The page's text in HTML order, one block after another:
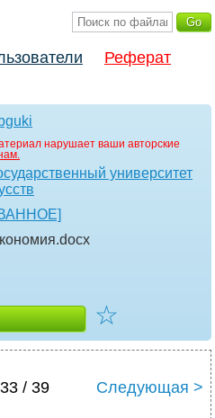
Реферат
нарушает ваши авторские
университет
.docx
☆
33 / 39 Следующая >